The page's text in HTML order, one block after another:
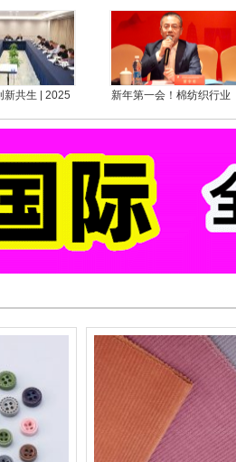
趋势、守正
进，开启“十
征程
2025年喷气涡流纺产业发
展大会暨中棉行协喷气涡
流纺行业分会年会在射阳
圆满落幕
新共生 | 2025
乙烯纤维分
新年第一会！棉纺织行业
征程